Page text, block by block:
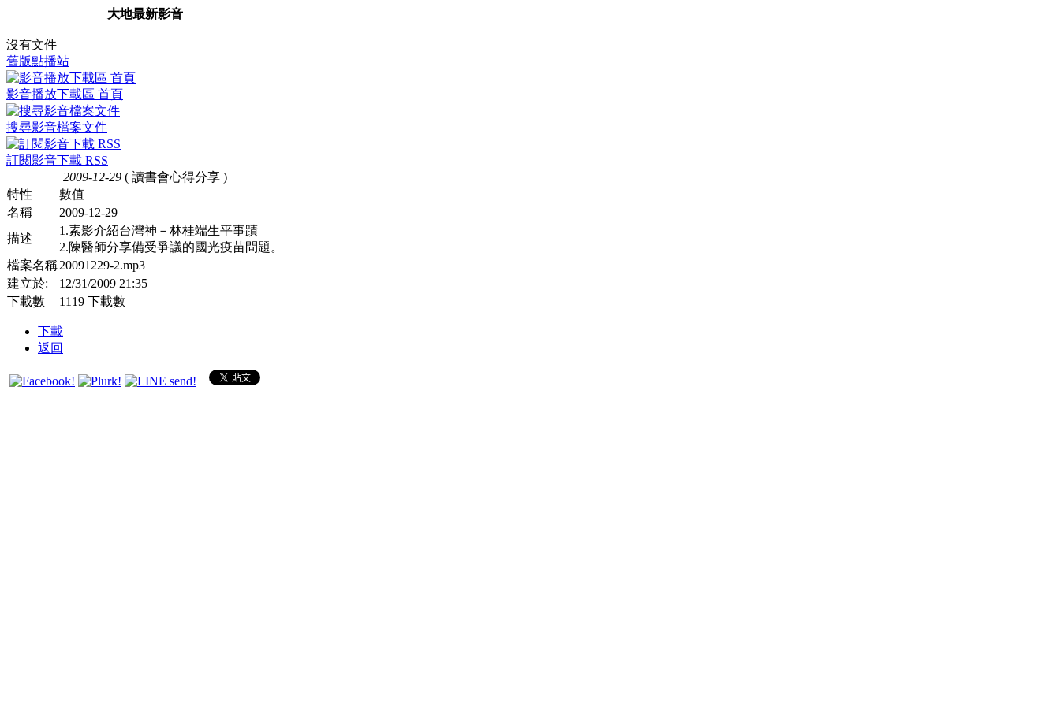
大地最新影音
沒有文件
舊版點播站
影音播放下載區 首頁
搜尋影音檔案文件
訂閱影音下載 RSS
2009-12-29 ( 讀書會心得分享 )
特性
數值
名稱
2009-12-29
描述
1.素影介紹台灣神－林桂端生平事蹟
2.陳醫師分享備受爭議的國光疫苗問題。
檔案名稱20091229-2.mp3
建立於:
12/31/2009 21:35
下載數
1119 下載數
下載
返回